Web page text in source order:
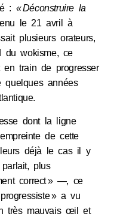
: « Déconstruire la
le 21 avril à
plusieurs orateurs,
du wokisme, ce
en train de progresser
quelques années
dont la ligne
de cette
déjà le cas il y
plus
correct » —, ce
» a vu
très mauvais œil et